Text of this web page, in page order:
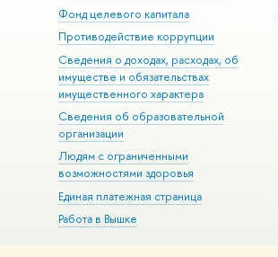
Фонд целевого капитала
Противодействие коррупции
Сведения о доходах, расходах, об
имуществе и обязательствах
имущественного характера
Сведения об образовательной
организации
Людям с ограниченными
возможностями здоровья
Единая платежная страница
Работа в Вышке